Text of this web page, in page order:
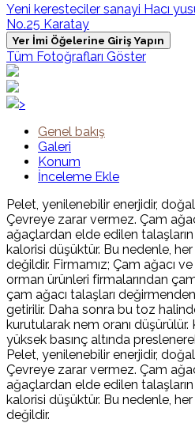
Yeni keresteciler sanayi Hacı
No.25 Karatay
Yer İmi Öğelerine Giriş Yapın
Tüm Fotoğrafları Göster
>
Genel bakış
Galeri
Konum
İnceleme Ekle
Pelet, yenilenebilir enerjidir,
Çevreye zarar vermez. Çam
ağaçlardan elde edilen talaşların
kalorisi düşüktür. Bu nedenle, her
değildir. Firmamız; Çam ağacı
orman ürünleri firmalarından çam
çam ağacı talaşları
getirilir. Daha sonra bu toz
kurutularak nem oranı
yüksek basınç altında
Pelet, yenilenebilir enerjidir,
Çevreye zarar vermez. Çam
ağaçlardan elde edilen talaşların
kalorisi düşüktür. Bu nedenle, her
değildir.